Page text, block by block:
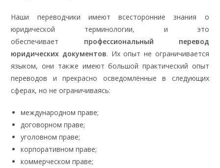
Наши переводчики имеют всесторонние знания о
юридической терминологии, и это
обеспечивает профессиональный перевод
юридических документов. Их опыт не ограничивается
языком, они также имеют большой практический опыт
переводов и прекрасно осведомлённые в следующих
сферах, но не ограничиваясь:
международном праве;
договорном праве;
уголовном праве;
корпоративном праве;
коммерческом праве;